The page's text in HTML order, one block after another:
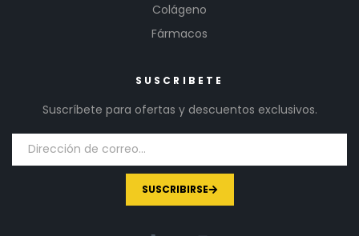
Colágeno
Fármacos
SUSCRIBETE
Suscríbete para ofertas y descuentos exclusivos.
SUSCRIBIRSE